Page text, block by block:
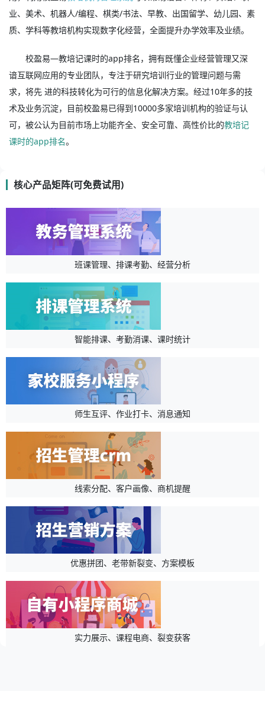
业、美术、机器人/编程、棋类/书法、早教、出国留学、幼儿园、素
质、学科等教培机构实现数字化经营，全面提升办学效率及业绩。
校盈易—教培记课时的app排名，拥有既懂企业经营管理又深
谙互联网应用的专业团队，专注于研究培训行业的管理问题与需
求，将先 进的科技转化为可行的信息化解决方案。经过10年多的技
术及业务沉淀，目前校盈易已得到10000多家培训机构的验证与认
可，被公认为目前市场上功能齐全、安全可靠、高性价比的教培记
课时的app排名。
核心产品矩阵(可免费试用)
班课管理、排课考勤、经营分析
智能排课、考勤消课、课时统计
师生互评、作业打卡、消息通知
线索分配、客户画像、商机提醒
优惠拼团、老带新裂变、方案模板
实力展示、课程电商、裂变获客